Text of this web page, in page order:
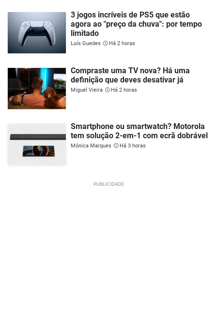
3 jogos incríveis de PS5 que estão
agora ao "preço da chuva": por tempo
limitado
Luís Guedes Há 2 horas
Compraste uma TV nova? Há uma
definição que deves desativar já
Miguel Vieira Há 2 horas
Smartphone ou smartwatch? Motorola
tem solução 2-em-1 com ecrã dobrável
Mónica Marques Há 3 horas